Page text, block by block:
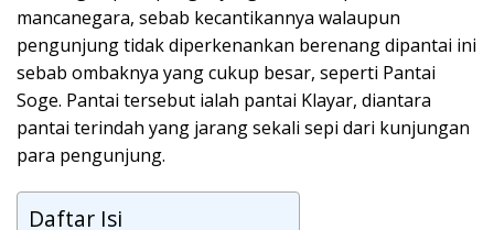
mancanegara, sebab kecantikannya walaupun
pengunjung tidak diperkenankan berenang dipantai ini
sebab ombaknya yang cukup besar, seperti Pantai
Soge. Pantai tersebut ialah pantai Klayar, diantara
pantai terindah yang jarang sekali sepi dari kunjungan
para pengunjung.
Daftar Isi